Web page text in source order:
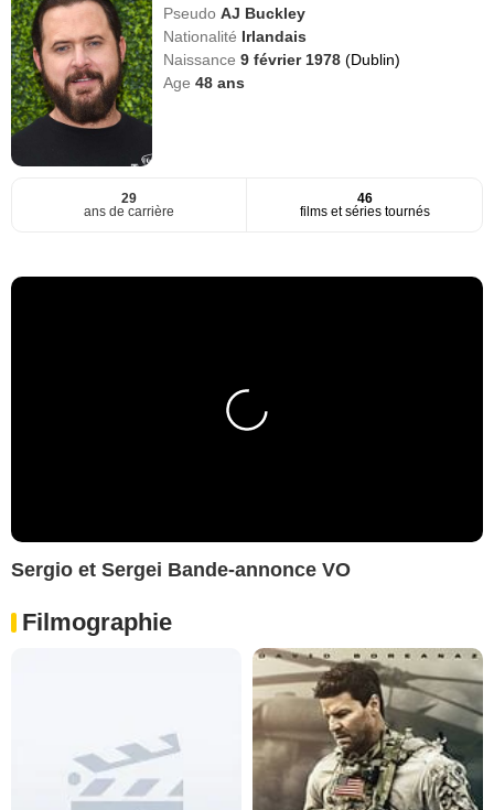
PseudoAJ Buckley
Nationalité Irlandais
Naissance9 février 1978(Dublin)
Age48 ans
29
ans de carrière
46
films et séries tournés
Sergio et Sergei Bande-annonce VO
Filmographie